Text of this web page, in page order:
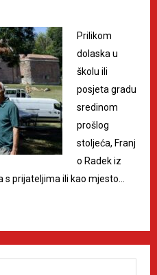
Prilikom
dolaska u
školu ili
posjeta gradu
sredinom
prošlog
stoljeća, Franj
o Radek iz
s prijateljima ili kao mjesto…